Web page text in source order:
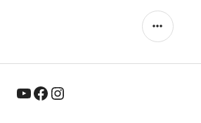
YouTube Facebook Instagram